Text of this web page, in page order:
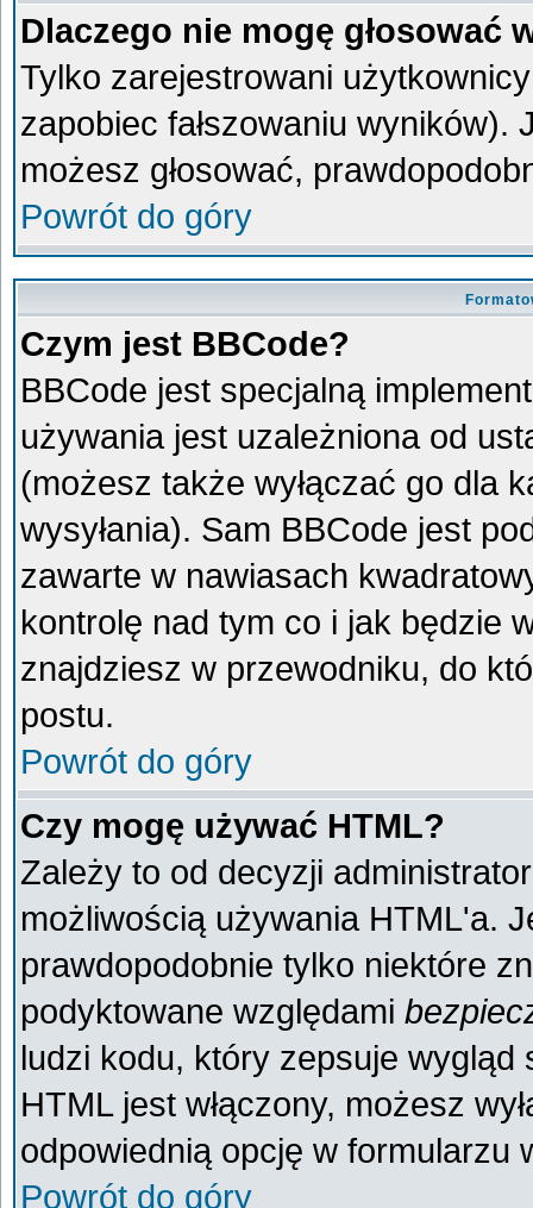
Dlaczego nie mogę głosować
Tylko zarejestrowani
zapobiec fałszowaniu wyników).
możesz głosować,
Powrót do góry
Czym jest BBCode?
BBCode jest specjalną
używania jest uzależniona od
(możesz także wyłączać go dla
wysyłania). Sam BBCode jest
zawarte w nawiasach
kontrolę nad tym co i jak będzie
znajdziesz w przewodniku, do
postu.
Powrót do góry
Czy mogę używać HTML?
Zależy to od decyzji
możliwością używania HTML'a.
prawdopodobnie tylko niektóre
podyktowane względami
ludzi kodu, który zepsuje wygląd
HTML jest włączony, możesz
odpowiednią opcję w formularzu
Powrót do góry